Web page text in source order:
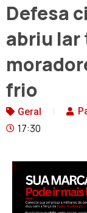
Defesa
abriu lar
frio
Geral
17:30